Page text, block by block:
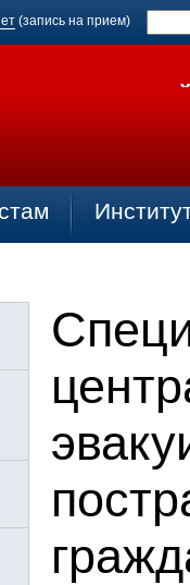
(запись на прием)